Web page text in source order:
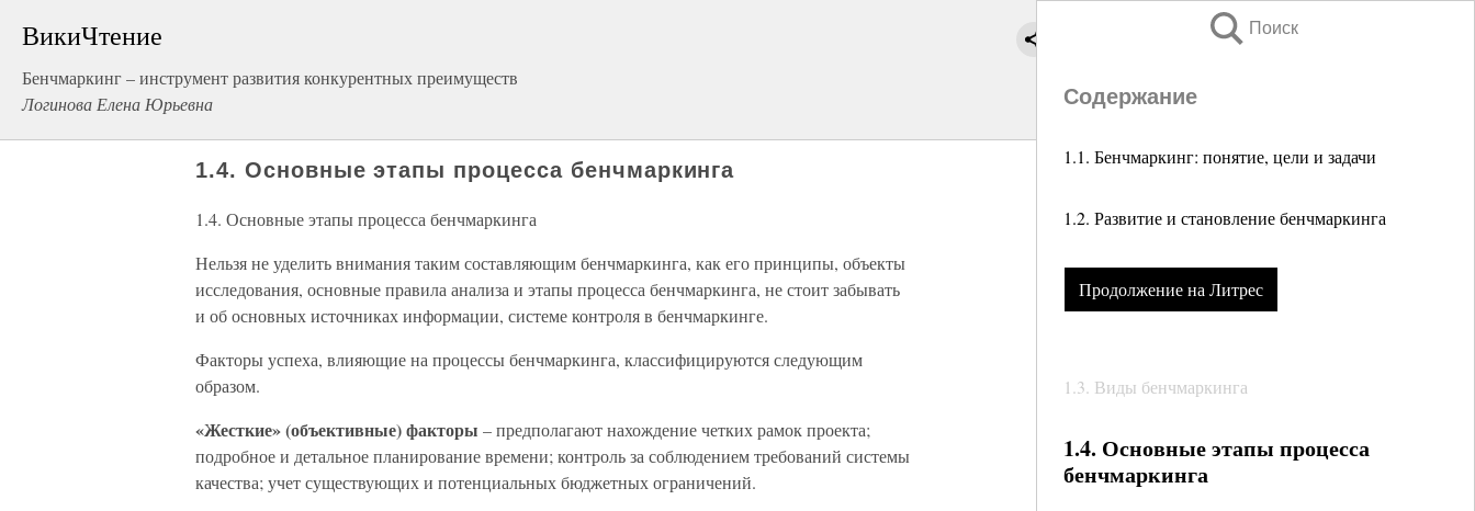
ВикиЧтение
Бенчмаркинг – инструмент развития конкурентных преимуществ
Логинова Елена Юрьевна
Поиск
Содержание
1.1. Бенчмаркинг: понятие, цели и задачи
1.2. Развитие и становление бенчмаркинга
Продолжение на Литрес
1.3. Виды бенчмаркинга
1.4. Основные этапы процесса
бенчмаркинга
1.4. Основные этапы процесса бенчмаркинга
1.4. Основные этапы процесса бенчмаркинга
Нельзя не уделить внимания таким составляющим бенчмаркинга, как его принципы, объекты
исследования, основные правила анализа и этапы процесса бенчмаркинга, не стоит забывать
и об основных источниках информации, системе контроля в бенчмаркинге.
Факторы успеха, влияющие на процессы бенчмаркинга, классифицируются следующим
образом.
«Жесткие» (объективные) факторы – предполагают нахождение четких рамок проекта;
подробное и детальное планирование времени; контроль за соблюдением требований системы
качества; учет существующих и потенциальных бюджетных ограничений.